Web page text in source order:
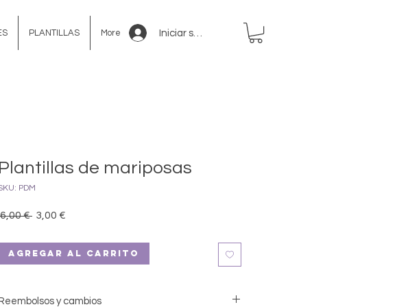
PLANTILLAS More Iniciar sesión
Plantillas de mariposas
PDM
€ Precio
3,00 €
Agregar al carrito
y cambios